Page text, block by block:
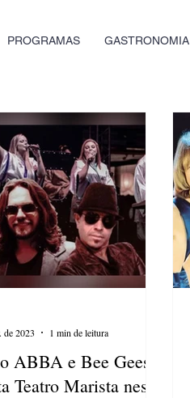
PROGRAMAS GASTRONOMIA
ABBA e Bee Gees
Teatro Marista neste
de 2023
1 min de leitura